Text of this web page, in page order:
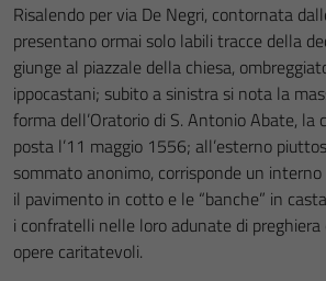
Risalendo per via De Negri, contornata
presentano ormai solo labili tracce della
giunge al piazzale della chiesa,
ippocastani; subito a sinistra si nota la
forma dell’Oratorio di S. Antonio Abate, la
posta l’11 maggio 1556; all’esterno
sommato anonimo, corrisponde un
il pavimento in cotto e le “banche” in
i confratelli nelle loro adunate di preghiera
opere caritatevoli.